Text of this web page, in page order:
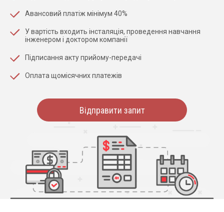
Авансовий платіж мінімум 40%
У вартість входить інсталяція, проведення навчання
інженером і доктором компанії
Підписання акту прийому-передачі
Оплата щомісячних платежів
Відправити запит